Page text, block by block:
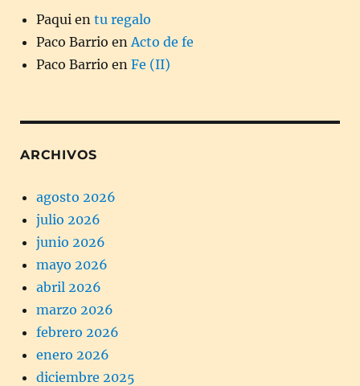
Paqui en tu regalo
Paco Barrio en Acto de fe
Paco Barrio en Fe (II)
ARCHIVOS
agosto 2026
julio 2026
junio 2026
mayo 2026
abril 2026
marzo 2026
febrero 2026
enero 2026
diciembre 2025